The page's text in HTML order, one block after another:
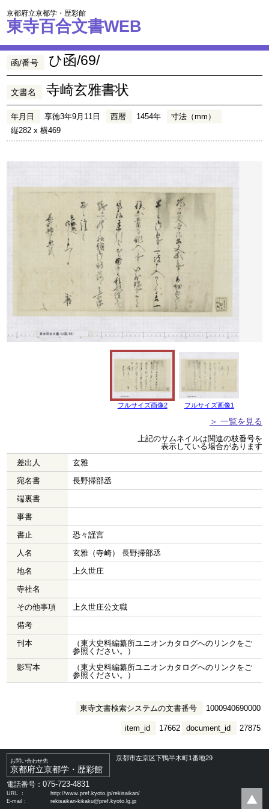
京都府立京都学・歴彩館
東寺百合文書WEB
函/番号 ひ函/69/
文書名 寺崎玄雅書状
年月日 享徳3年9月11日 西暦 1454年
寸法（mm）
縦282 x 横469
フルサイズ画像2 フルサイズ画像1
＞ 一覧を見る
上記のサムネイルは関連の枝番号を
表示している場合があります
差出人
玄雅
宛名書
長野掃部丞
端裏書
事書
書止
恐々謹言
人名
玄雅（寺崎） 長野掃部丞
地名
上久世庄
寺社名
その他事項
上久世庄公文職
備考
刊本
（東大史料編纂所ユニオンカタログへのリンクをご
参照ください。）
影写本
（東大史料編纂所ユニオンカタログへのリンクをご
参照ください。）
東寺文書検索システムの文書番号 1000940690000
document_id 27875
item_id 17662
お問い合わせ先
京都府立京都学・歴彩館
京都市左京区下鴨半木町1番地29
電話番号：075-723-4831
URL ：
http://www.pref.kyoto.jp/rekisaikan/
E-mail：
rekisaikan-kikaku@pref.kyoto.lg.jp